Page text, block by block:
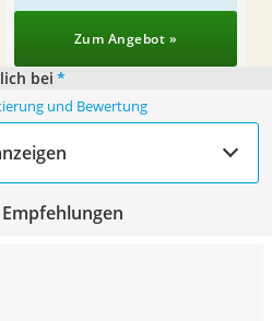
Zum Angebot »
bei *
und Bewertung